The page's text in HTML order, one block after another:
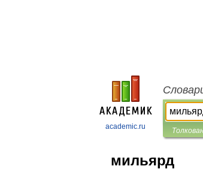
academic.ru
мильярд